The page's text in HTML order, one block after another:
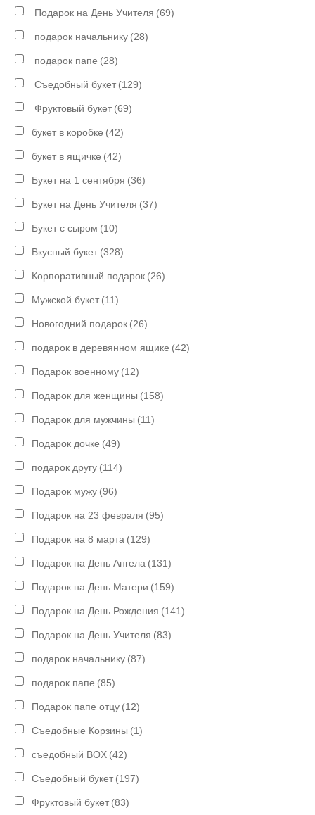
Подарок на День Учителя (69)
подарок начальнику (28)
подарок папе (28)
Съедобный букет (129)
Фруктовый букет (69)
букет в коробке (42)
букет в ящичке (42)
Букет на 1 сентября (36)
Букет на День Учителя (37)
Букет с сыром (10)
Вкусный букет (328)
Корпоративный подарок (26)
Мужской букет (11)
Новогодний подарок (26)
подарок в деревянном ящике (42)
Подарок военному (12)
Подарок для женщины (158)
Подарок для мужчины (11)
Подарок дочке (49)
подарок другу (114)
Подарок мужу (96)
Подарок на 23 февраля (95)
Подарок на 8 марта (129)
Подарок на День Ангела (131)
Подарок на День Матери (159)
Подарок на День Рождения (141)
Подарок на День Учителя (83)
подарок начальнику (87)
подарок папе (85)
Подарок папе отцу (12)
Съедобные Корзины (1)
съедобный BOX (42)
Съедобный букет (197)
Фруктовый букет (83)